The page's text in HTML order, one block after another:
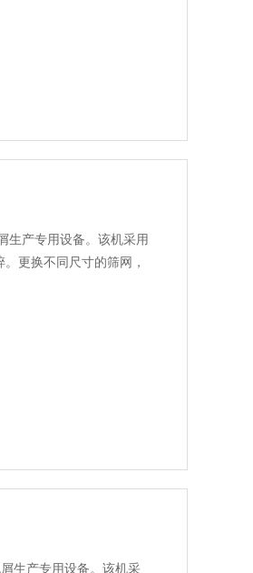
生产专用设备。该机采用
更换不同尺寸的筛网，
生产专用设备。该机采